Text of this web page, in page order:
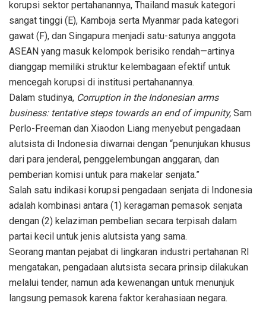
korupsi sektor pertahanannya, Thailand masuk kategori
sangat tinggi (E), Kamboja serta Myanmar pada kategori
gawat (F), dan Singapura menjadi satu-satunya anggota
ASEAN yang masuk kelompok berisiko rendah—artinya
dianggap memiliki struktur kelembagaan efektif untuk
mencegah korupsi di institusi pertahanannya.
Dalam studinya, Corruption in the Indonesian arms
business: tentative steps towards an end of impunity, Sam
Perlo-Freeman dan Xiaodon Liang menyebut pengadaan
alutsista di Indonesia diwarnai dengan “penunjukan khusus
dari para jenderal, penggelembungan anggaran, dan
pemberian komisi untuk para makelar senjata.”
Salah satu indikasi korupsi pengadaan senjata di Indonesia
adalah kombinasi antara (1) keragaman pemasok senjata
dengan (2) kelaziman pembelian secara terpisah dalam
partai kecil untuk jenis alutsista yang sama.
Seorang mantan pejabat di lingkaran industri pertahanan RI
mengatakan, pengadaan alutsista secara prinsip dilakukan
melalui tender, namun ada kewenangan untuk menunjuk
langsung pemasok karena faktor kerahasiaan negara.